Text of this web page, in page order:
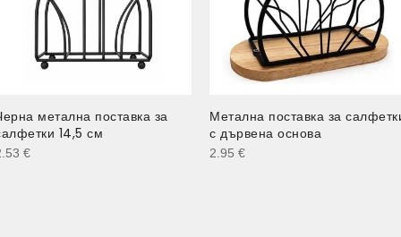
метална поставка за
14,5 см
€
Метална поставка за
с дървена основа
2.95 €